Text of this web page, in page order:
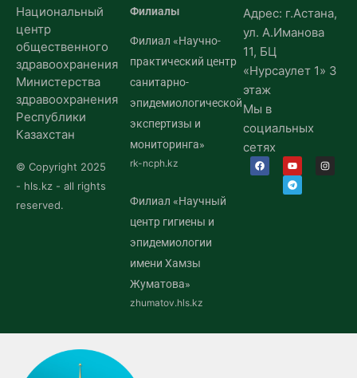
Национальный
центр
общественного
здравоохранения
Министерства
здравоохранения
Республики
Казахстан
© Copyright 2025
- hls.kz - all rights
reserved.
Филиалы
Филиал «Научно-
практический центр
санитарно-
эпидемиологической
экспертизы и
мониторинга»
rk-ncph.kz
Филиал «Научный
центр гигиены и
эпидемиологии
имени Хамзы
Жуматова»
zhumatov.hls.kz
Адрес: г.Астана,
ул. А.Иманова
11, БЦ
«Нурсаулет 1» 3
этаж
Мы в
социальных
сетях